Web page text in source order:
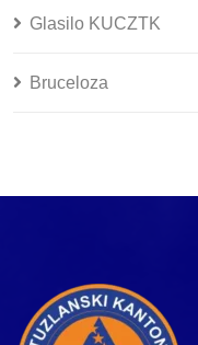
Glasilo KUCZTK
Bruceloza